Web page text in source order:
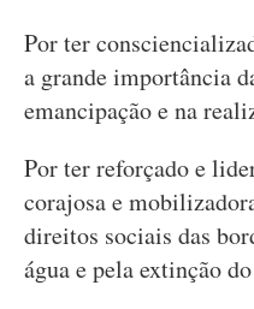
Por ter
a grande importância
emancipação e na
Por ter reforçado e
corajosa e
direitos sociais das
água e pela extinção